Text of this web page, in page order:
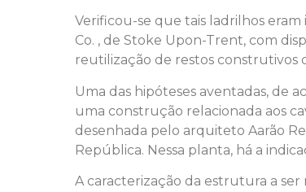
Verificou-se que tais ladrilhos
Co. , de Stoke Upon-Trent, com
reutilização de restos construtivos
Uma das hipóteses aventadas, de
uma construção relacionada aos
desenhada pelo arquiteto Aarão
República. Nessa planta, há a
A caracterização da estrutura a